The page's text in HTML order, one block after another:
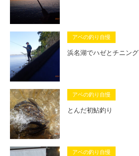
アベの釣り自慢
浜名湖でハゼとチニング
アベの釣り自慢
とんだ初鮎釣り
アベの釣り自慢